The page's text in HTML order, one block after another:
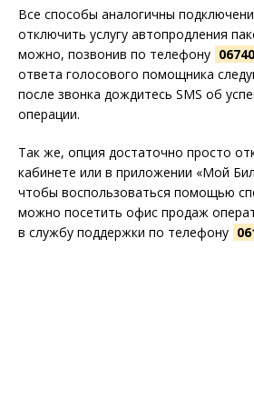
Все способы аналогичны
отключить услугу автопродления
можно, позвонив по телефону
ответа голосового помощника
после звонка дождитесь SMS об
операции.
Так же, опция достаточно просто
кабинете или в приложении «Мой
чтобы воспользоваться помощью
можно посетить офис продаж
в службу поддержки по телефону